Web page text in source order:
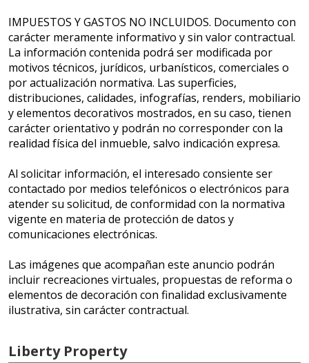
IMPUESTOS Y GASTOS NO INCLUIDOS. Documento con
carácter meramente informativo y sin valor contractual.
La información contenida podrá ser modificada por
motivos técnicos, jurídicos, urbanísticos, comerciales o
por actualización normativa. Las superficies,
distribuciones, calidades, infografías, renders, mobiliario
y elementos decorativos mostrados, en su caso, tienen
carácter orientativo y podrán no corresponder con la
realidad física del inmueble, salvo indicación expresa.
Al solicitar información, el interesado consiente ser
contactado por medios telefónicos o electrónicos para
atender su solicitud, de conformidad con la normativa
vigente en materia de protección de datos y
comunicaciones electrónicas.
Las imágenes que acompañan este anuncio podrán
incluir recreaciones virtuales, propuestas de reforma o
elementos de decoración con finalidad exclusivamente
ilustrativa, sin carácter contractual.
Liberty Property